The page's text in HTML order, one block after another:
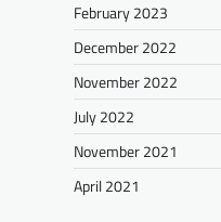
February 2023
December 2022
November 2022
July 2022
November 2021
April 2021